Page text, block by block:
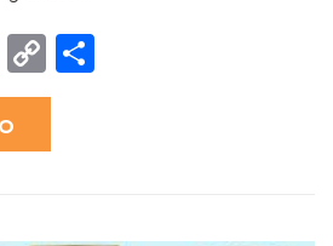
Telegram
Copy
Link